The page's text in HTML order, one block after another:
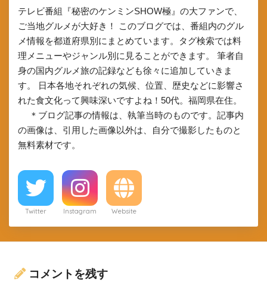
テレビ番組『秘密のケンミンSHOW極』の大ファンで、
ご当地グルメが大好き！ このブログでは、番組内のグル
メ情報を都道府県別にまとめています。タグ検索では料
理メニューやジャンル別に見ることができます。 筆者自
身の国内グルメ旅の記録なども徐々に追加していきま
す。 日本各地それぞれの気候、位置、歴史などに影響さ
れた食文化って興味深いですよね！50代。福岡県在住。
＊ブログ記事の情報は、執筆当時のものです。記事内
の画像は、引用した画像以外は、自分で撮影したものと
無料素材です。
Twitter Instagram Website
コメントを残す